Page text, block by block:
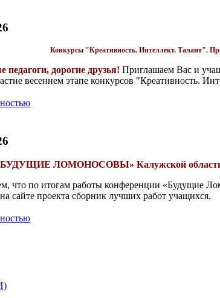
Конкурсы "Креативность. Интеллект. Талант".
дорогие друзья! Приглашаем Вас и
весеннем этапе конкурсов "Креативность.
ЛОМОНОСОВЫ» Калужской
что по итогам работы конференции «Будущие
сайте проекта сборник лучших работ учащихся.